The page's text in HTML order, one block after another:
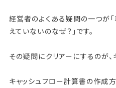
a
o
o
t
経営者のよくある疑問の一つが
えていないのなぜ？」です。
その疑問にクリアーにするのが、
キャッシュフロー計算書の作成